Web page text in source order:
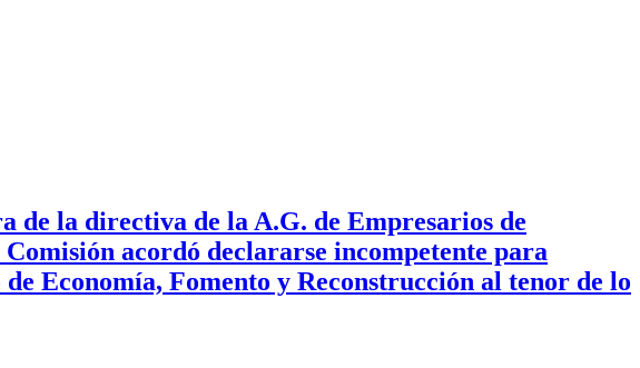
de la directiva de la A.G. de Empresarios de
acordó declararse incompetente para
Economía, Fomento y Reconstrucción al tenor de lo